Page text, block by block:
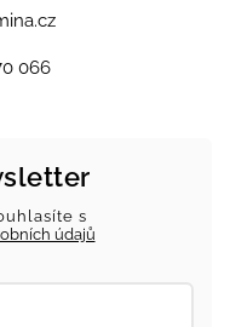
066
s
údajů